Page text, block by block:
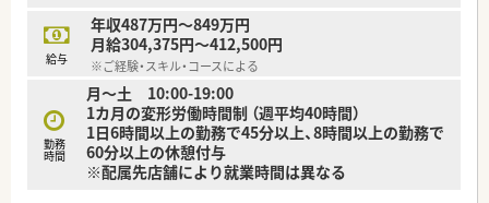
給与
年収487万円～849万円
月給304,375円～412,500円
※ご経験・スキル・コースによる
勤務
時間
月～土 10:00-19:00
1カ月の変形労働時間制 （週平均40時間）
1日6時間以上の勤務で45分以上、8時間以上の勤務で
60分以上の休憩付与
※配属先店舗により就業時間は異なる